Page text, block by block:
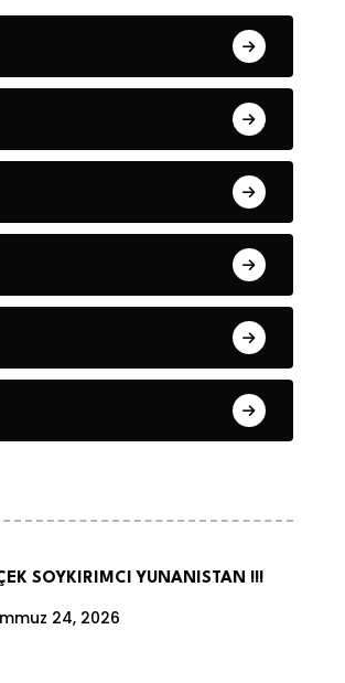
SOYKIRIMCI YUNANISTAN !!!
24, 2026